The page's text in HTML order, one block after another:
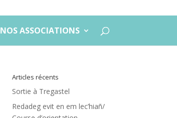
NOS ASSOCIATIONS
Articles récents
Sortie à Tregastel
Redadeg evit en em lec’hiañ/